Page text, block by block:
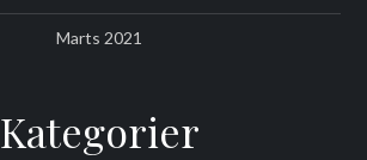
Marts 2021
Kategorier